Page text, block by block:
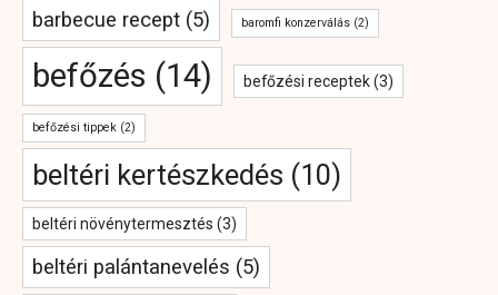
barbecue recept (5) baromfi konzerválás (2)
befőzés (14) befőzési receptek(3)
befőzési tippek (2)
beltéri kertészkedés (10)
beltéri növénytermesztés (3)
beltéri palántanevelés (5)